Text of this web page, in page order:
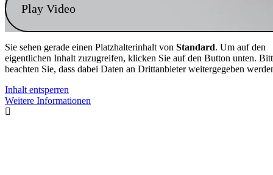
Play Video
Sie sehen gerade einen Platzhalterinhalt von Standard. Um auf den
eigentlichen Inhalt zuzugreifen, klicken Sie auf den Button unten.
beachten Sie, dass dabei Daten an Drittanbieter weitergegeben
Inhalt entsperren
Weitere Informationen